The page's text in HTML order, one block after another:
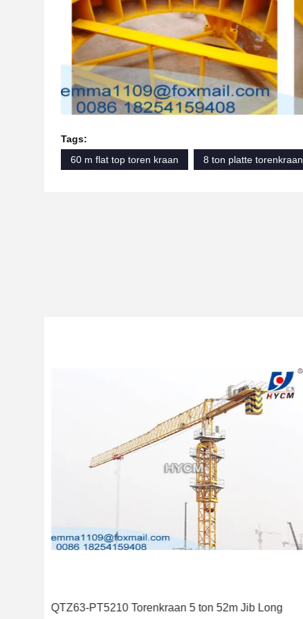
Tags:
60 m flat top toren kraan
8 ton platte torenkraan
QTZ63-PT5210 Torenkraan 5 ton 52m Jib Long